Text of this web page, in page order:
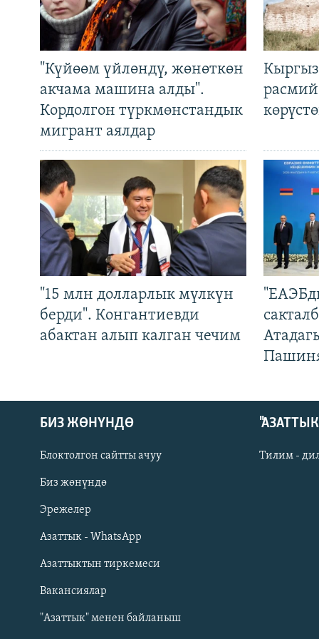
Русский
ОНЛАЙН ШЕРИНЕ
"Күйөөм үйлөндү, жөнөткөн
акчама машина алды".
Кордолгон түркмөнстандык
мигрант аялдар
"15 млн долларлык мүлкүн
берди". Конгантиевди
абактан алып калган чечим
БИЗ ЖӨНҮНДӨ
Блоктолгон сайтты ачуу
Биз жөнүндө
Эрежелер
Азаттык - WhatsApp
Азаттыктын тиркемеси
Вакансиялар
"Азаттык" менен байланыш
Тилим -